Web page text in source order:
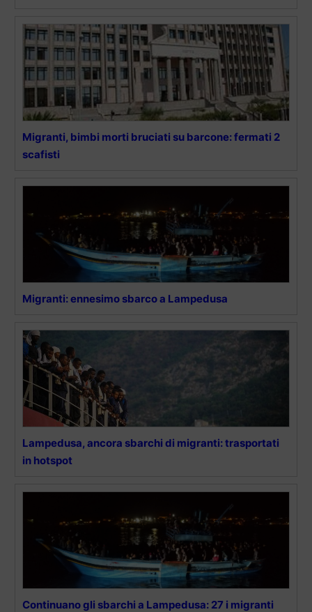
Migranti, bimbi morti bruciati su barcone: fermati 2
scafisti
Migranti: ennesimo sbarco a Lampedusa
Lampedusa, ancora sbarchi di migranti: trasportati
in hotspot
Continuano gli sbarchi a Lampedusa: 27 i migranti